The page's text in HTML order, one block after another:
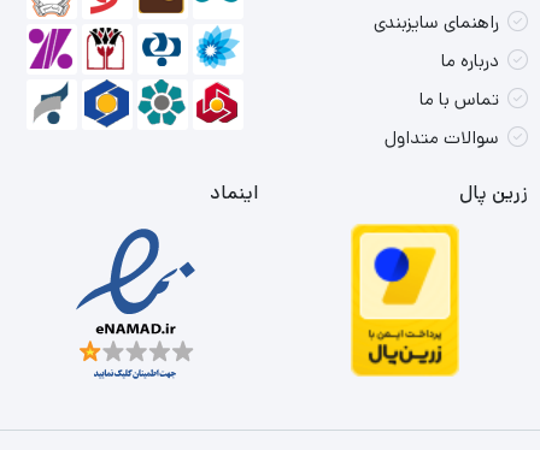
راهنمای سایزبندی
درباره ما
تماس با ما
سوالات متداول
زرین پال اینماد